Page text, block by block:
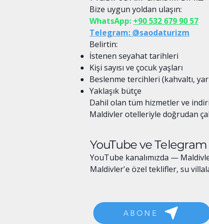
Bize uygun yoldan ulaşın:
WhatsApp: +90 532 679 90 57
Telegram: @saodaturizm
Belirtin:
İstenen seyahat tarihleri
Kişi sayısı ve çocuk yaşları
Beslenme tercihleri (kahvaltı,
Yaklaşık bütçe
Dahil olan tüm hizmetler ve
Maldivler otelleriyle doğrudan
YouTube ve Telegram
YouTube kanalımızda —
Maldivler'e özel teklifler, su
ABONE